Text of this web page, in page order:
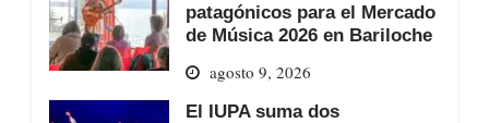
patagónicos para el Mercado
de Música 2026 en Bariloche
agosto 9, 2026
El IUPA suma dos